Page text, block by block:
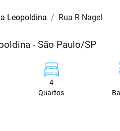
Leopoldina Rua R Nagel
- São Paulo/SP
4
Quartos